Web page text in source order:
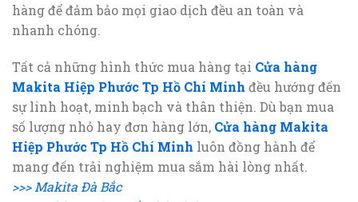
hàng để đảm bảo mọi giao dịch đều an toàn và
nhanh chóng.
Tất cả những hình thức mua hàng tại Cửa hàng
Makita Hiệp Phước Tp Hồ Chí Minh đều hướng đến
sự linh hoạt, minh bạch và thân thiện. Dù bạn mua
số lượng nhỏ hay đơn hàng lớn, Cửa hàng Makita
Hiệp Phước Tp Hồ Chí Minh luôn đồng hành để
mang đến trải nghiệm mua sắm hài lòng nhất.
>>> Makita Đà Bắc